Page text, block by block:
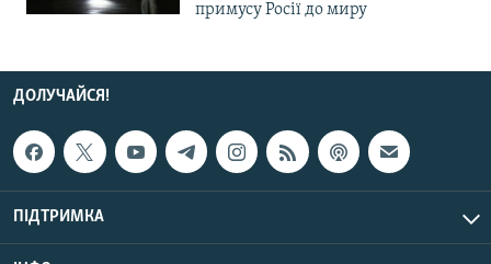
примусу Росії до миру
ДОЛУЧАЙСЯ!
ПІДТРИМКА